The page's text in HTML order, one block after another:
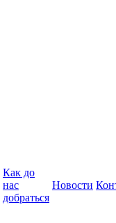
Как до
нас
добраться
Новости